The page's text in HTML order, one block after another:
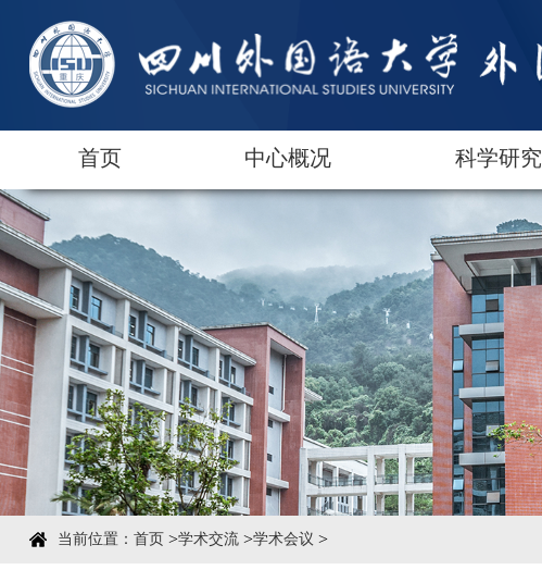
首页 中心概况 科学研究
当前位置： 首页>学术交流>学术会议 >